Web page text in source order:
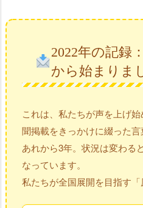
2022年の記録
から始まりま
これは、私たちが声を上げ
聞掲載をきっかけに綴った言
あれから3年。状況は変わる
なっています。
私たちが全国展開を目指す「